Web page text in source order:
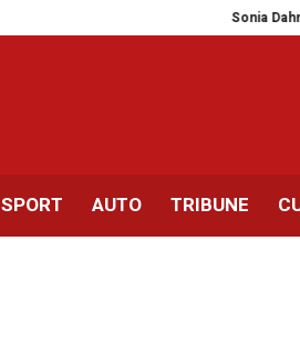
Sonia
SPORT AUTO TRIBUNE